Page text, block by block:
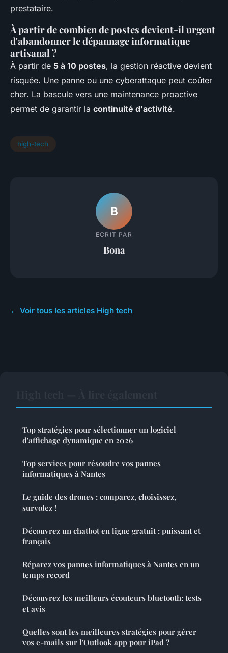
prestataire.
À partir de combien de postes devient-il urgent
d'abandonner le dépannage informatique
artisanal ?
À partir de 5 à 10 postes, la gestion réactive devient
risquée. Une panne ou une cyberattaque peut coûter
cher. La bascule vers une maintenance proactive
permet de garantir la continuité d'activité.
high-tech
B
ECRIT PAR
Bona
← Voir tous les articles High tech
Top stratégies pour sélectionner un logiciel
d'affichage dynamique en 2026
Top services pour résoudre vos pannes
informatiques à Nantes
Le guide des drones : comparez, choisissez,
survolez !
Découvrez un chatbot en ligne gratuit : puissant et
français
Réparez vos pannes informatiques à Nantes en un
temps record
Découvrez les meilleurs écouteurs bluetooth: tests
et avis
Quelles sont les meilleures stratégies pour gérer
vos e-mails sur l'Outlook app pour iPad ?